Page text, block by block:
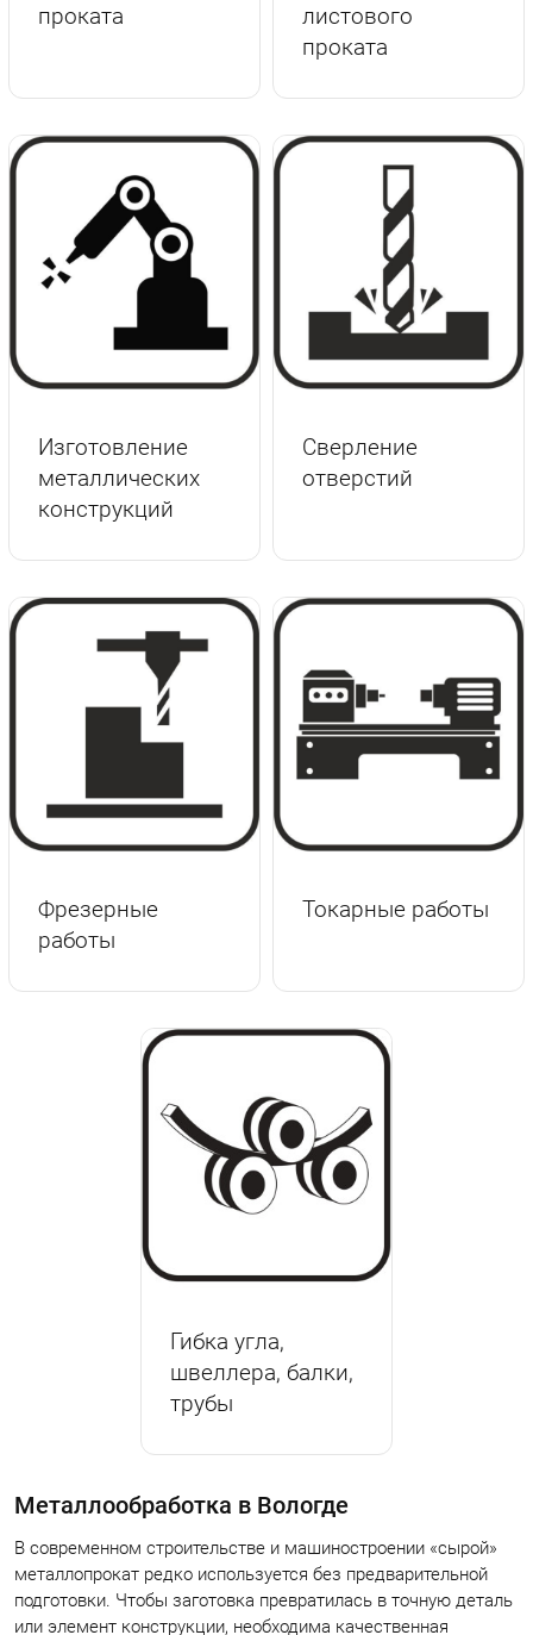
проката
листового
проката
Изготовление
металлических
конструкций
Сверление
отверстий
Фрезерные
работы
Токарные работы
Гибка угла,
швеллера, балки,
трубы
Металлообработка в Вологде
В современном строительстве и машиностроении «сырой»
металлопрокат редко используется без предварительной
подготовки. Чтобы заготовка превратилась в точную деталь
или элемент конструкции, необходима качественная